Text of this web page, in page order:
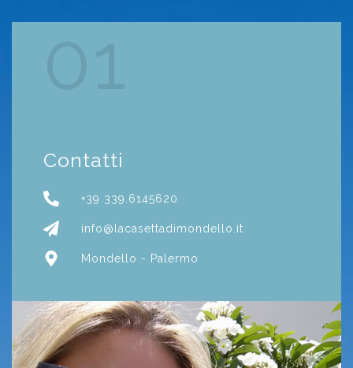
Contatti
+39 339.6145620
info@lacasettadimondello.it
Mondello - Palermo